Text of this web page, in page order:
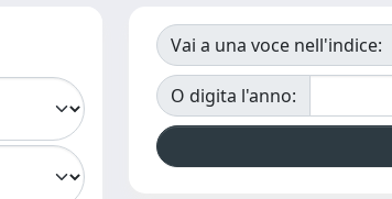
Vai a una voce nell'indice:
O digita l'anno: